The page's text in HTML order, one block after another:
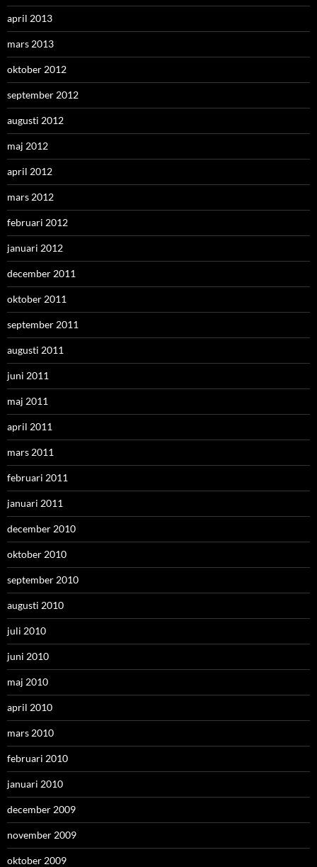
april 2013
mars 2013
oktober 2012
september 2012
augusti 2012
maj 2012
april 2012
mars 2012
februari 2012
januari 2012
december 2011
oktober 2011
september 2011
augusti 2011
juni 2011
maj 2011
april 2011
mars 2011
februari 2011
januari 2011
december 2010
oktober 2010
september 2010
augusti 2010
juli 2010
juni 2010
maj 2010
april 2010
mars 2010
februari 2010
januari 2010
december 2009
november 2009
oktober 2009